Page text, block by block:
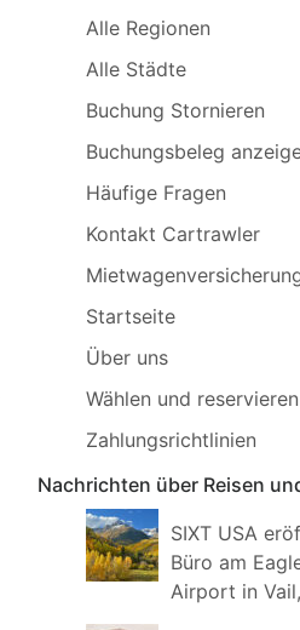
Alle Regionen
Alle Städte
Buchung Stornieren
Buchungsbeleg
Häufige Fragen
Kontakt Cartrawler
Startseite
Über uns
Wählen und
Zahlungsrichtlinien
Nachrichten über Reisen
SIXT USA
Büro am
Airport in